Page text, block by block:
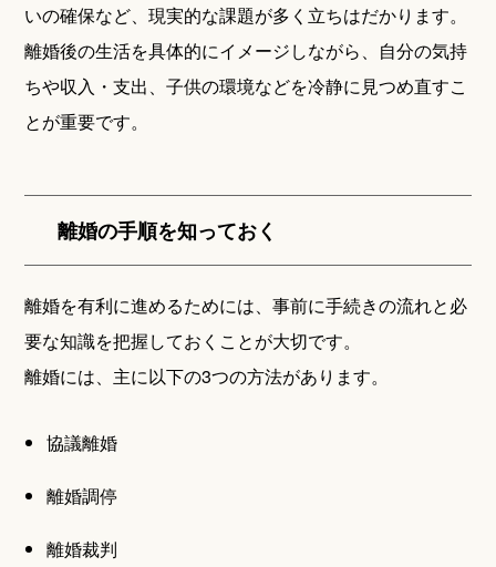
いの確保など、現実的な課題が多く立ちはだかります。
離婚後の生活を具体的にイメージしながら、自分の気持
ちや収入・支出、子供の環境などを冷静に見つめ直すこ
とが重要です。
離婚の手順を知っておく
離婚を有利に進めるためには、事前に手続きの流れと必
要な知識を把握しておくことが大切です。
離婚には、主に以下の3つの方法があります。
協議離婚
離婚調停
離婚裁判